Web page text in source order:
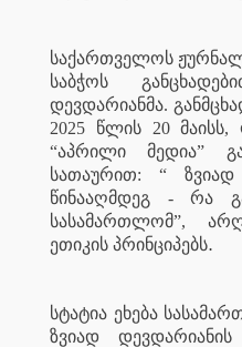
საქართველოს
საბჭოს
დევდარიანმა.
2025 წლის 20
“აპრილი მედია”
სათაურით: “ ზვიად
წინააღმდეგ - რა
სასამართლომ”,
ეთიკის პრინციპებს.
სტატია ეხება
ზვიად